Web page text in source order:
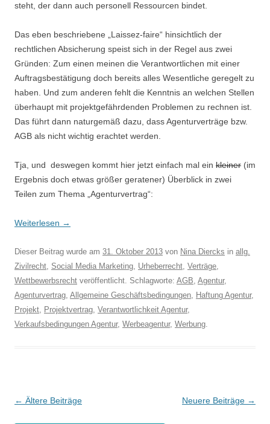
steht, der dann auch personell Ressourcen bindet.
Das eben beschriebene „Laissez-faire“ hinsichtlich der
rechtlichen Absicherung speist sich in der Regel aus zwei
Gründen: Zum einen meinen die Verantwortlichen mit einer
Auftragsbestätigung doch bereits alles Wesentliche geregelt zu
haben. Und zum anderen fehlt die Kenntnis an welchen Stellen
überhaupt mit projektgefährdenden Problemen zu rechnen ist.
Das führt dann naturgemäß dazu, dass Agenturverträge bzw.
AGB als nicht wichtig erachtet werden.
Tja, und deswegen kommt hier jetzt einfach mal ein kleiner (im
Ergebnis doch etwas größer geratener) Überblick in zwei
Teilen zum Thema „Agenturvertrag“:
Weiterlesen →
Dieser Beitrag wurde am 31. Oktober 2013 von Nina Diercks in allg.
Zivilrecht, Social Media Marketing, Urheberrecht, Verträge,
Wettbewerbsrecht veröffentlicht. Schlagworte: AGB, Agentur,
Agenturvertrag, Allgemeine Geschäftsbedingungen, Haftung Agentur,
Projekt, Projektvertrag, Verantwortlichkeit Agentur,
Verkaufsbedingungen Agentur, Werbeagentur, Werbung.
Beitrags-
← Ältere Beiträge Neuere Beiträge →